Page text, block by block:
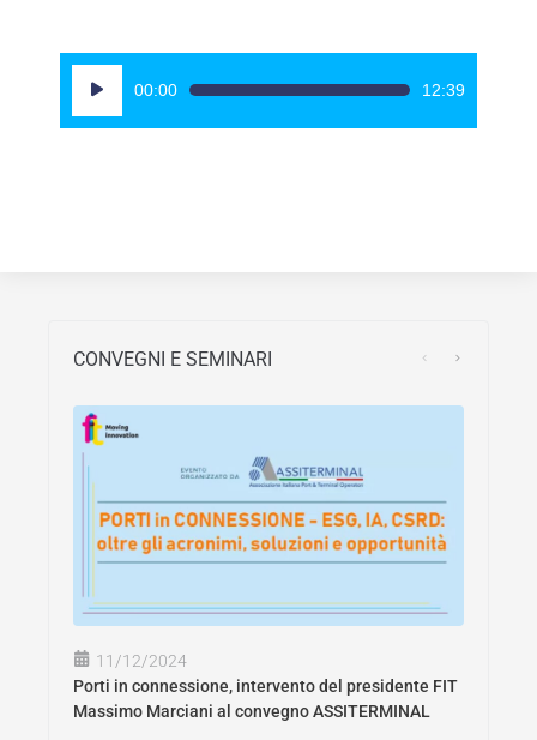
Player
00:00 12:39
CONVEGNI E SEMINARI
11/12/2024
Porti in connessione, intervento del presidente FIT
Massimo Marciani al convegno ASSITERMINAL